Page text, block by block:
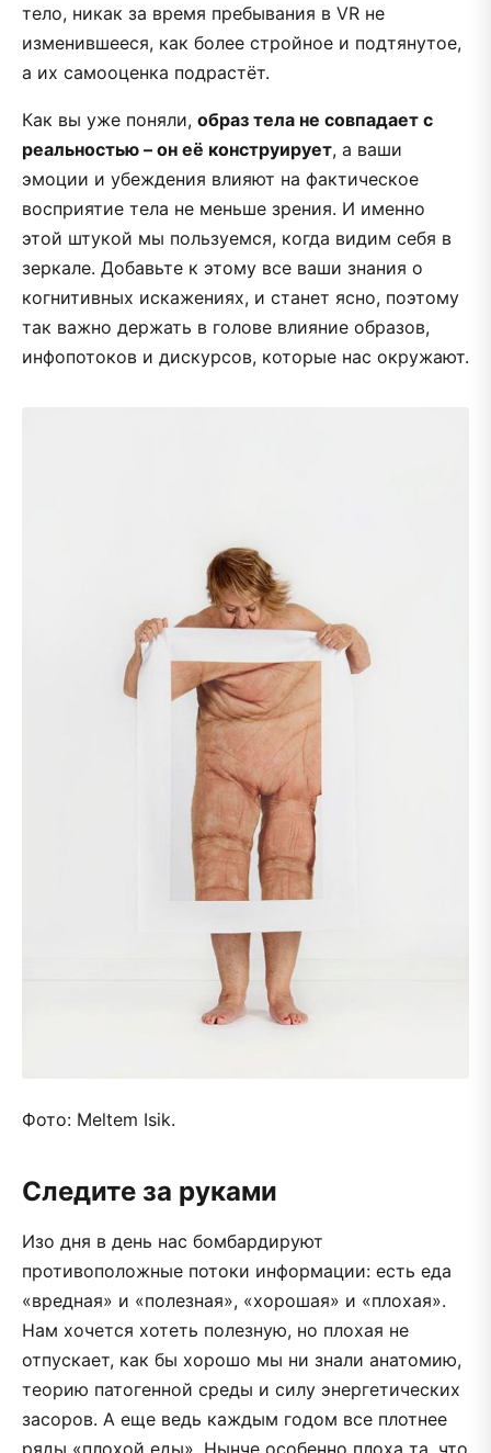
тело, никак за время пребывания в VR не
изменившееся, как более стройное и подтянутое,
а их самооценка подрастёт.
Как вы уже поняли, образ тела не совпадает с
реальностью – он её конструирует, а ваши
эмоции и убеждения влияют на фактическое
восприятие тела не меньше зрения. И именно
этой штукой мы пользуемся, когда видим себя в
зеркале. Добавьте к этому все ваши знания о
когнитивных искажениях, и станет ясно, поэтому
так важно держать в голове влияние образов,
инфопотоков и дискурсов, которые нас окружают.
Фото: Meltem Isik.
Следите за руками
Изо дня в день нас бомбардируют
противоположные потоки информации: есть еда
«вредная» и «полезная», «хорошая» и «плохая».
Нам хочется хотеть полезную, но плохая не
отпускает, как бы хорошо мы ни знали анатомию,
теорию патогенной среды и силу энергетических
засоров. А еще ведь каждым годом все плотнее
ряды «плохой еды». Нынче особенно плоха та, что